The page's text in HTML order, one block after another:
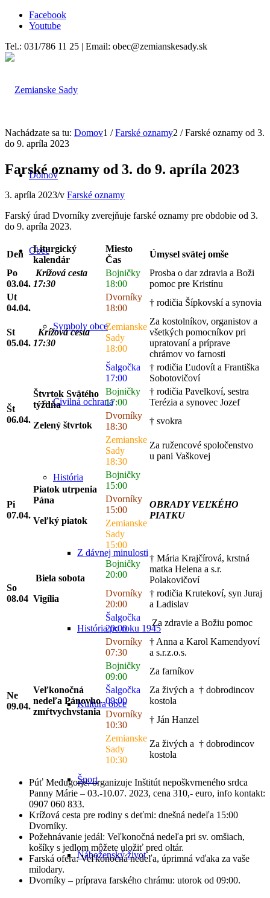
Facebook
Youtube
Tel.: 031/786 11 25 | Email: obec@zemianskesady.sk
Domov
Obec
Symboly obce
Civilná ochrana
História
Z dávnej minulosti
História po roku 1945
Kultúra obce
Šport
Náboženský život
Nachádzate sa tu: Domov1 / Farské oznamy2 / Farské oznamy od 3.
do 9. apríla 2023
Farské oznamy od 3. do 9. apríla 2023
3. apríla 2023/v Farské oznamy
Farský úrad Dvorníky zverejňuje farské oznamy pre obdobie od 3.
do 9. apríla 2023.
Deň
Liturgický
kalendár
Miesto
Čas
Úmysel svätej omše
Po
03.04.
Krížová cesta
17:30
Bojničky
18:00
Prosba o dar zdravia a Boži
pomoc pre Kristínu
Ut
04.04.
Dvorníky
18:00
† rodičia Šípkovskí a synovia
St
05.04.
Krížová cesta
17:30
Zemianske
Sady
18:00
Za kostolníkov, organistov a
všetkých pomocníkov pri
upratovaní a príprave
chrámov vo farnosti
Št
06.04.
Štvrtok Svätého
týždňa
Zelený štvrtok
Šalgočka
17:00
† rodičia Ľudovít a Františka
Sobotovičoví
Bojničky
17:00
† rodičia Pavelkoví, sestra
Terézia a synovec Jozef
Dvorníky
18:30
† svokra
Zemianske
Sady
18:30
Za ružencové spoločenstvo
u pani Vaškovej
Pi
07.04.
Piatok utrpenia
Pána
Veľký piatok
Bojničky
15:00
OBRADY VEĽKÉHO
PIATKU
Dvorníky
15:00
Zemianske
Sady
15:00
So
08.04
Biela sobota
Vigília
Bojničky
20:00
† Mária Krajčírová, krstná
matka Helena a s.r.
Polakovičoví
Dvorníky
20:00
† rodičia Krutekoví, syn Juraj
a Ladislav
Šalgočka
20:00
Za zdravie a Božiu pomoc
Ne
09.04.
Veľkonočná
nedeľa Pánovho
zmŕtvychvstania
Dvorníky
07:30
† Anna a Karol Kamendyoví
a s.r.z.o.s.
Bojničky
09:00
Za farníkov
Šalgočka
09:00
Za živých a † dobrodincov
kostola
Dvorníky
10:30
† Ján Hanzel
Zemianske
Sady
10:30
Za živých a † dobrodincov
kostola
Púť Međugorje: organizuje Inštitút nepoškvrneného srdca
Panny Márie – 03.-10.07. 2023, cena 310,- euro, info kontakt:
0907 060 833.
Krížová cesta pre rodiny s deťmi: dnešná nedeľa 15:00
Dvorníky.
Požehnávanie jedál: Veľkonočná nedeľa pri sv. omšiach,
košíky s jedlom môžete uložiť pred oltár.
Farská ofera: Veľkonočná nedeľa, úprimná vďaka za vaše
milodary.
Dvorníky – príprava farského chrámu: utorok od 09:00.